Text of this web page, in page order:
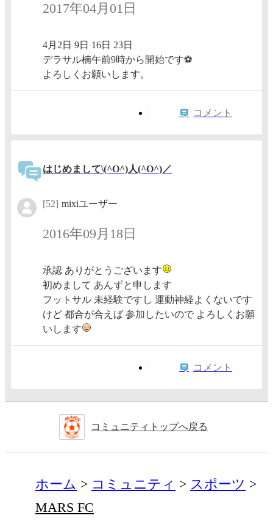
2017年04月01日
4月2日 9日 16日 23日
デラサル楠午前9時から開始です⚽
よろしくお願いします。
コメント
はじめまして\(^O^)人(^O^)／
[52] mixiユーザー
2016年09月18日
承認 ありがとうございます
初めまして あんずと申します
フットサル 未経験ですし 運動神経よくないです
けど 都合が合えば 参加したいので よろしくお願
いします
コメント
コミュニティトップへ戻る
ホーム コミュニティ
スポーツ
MARS FC